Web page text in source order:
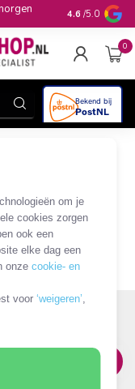
om je
cookies zorgen
ook een
elke dag een
onzecookie- en
voor‘weigeren’,
4.6 /5.0
0